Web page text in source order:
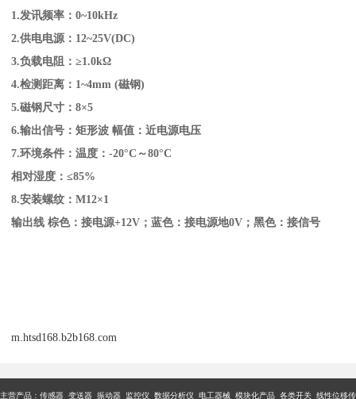
1.发讯频率：0~10kHz
2.供电电源：12~25V(DC)
3.负载电阻：≥1.0kΩ
4.检测距离：1~4mm (磁钢)
5.磁钢尺寸：8×5
6.输出信号：矩形波 幅值：近电源电压
7.环境条件：温度：-20°C～80°C
相对湿度：≤85%
8.安装螺纹：M12×1
输出线 棕色：接电源+12V；蓝色：接电源地0V；黑色：接信号
m.htsd168.b2b168.com
主营产品：传感器 变送器 振动器 监控仪 数据分析仪 电工器械 模块化产品 各类开关 线性位移传